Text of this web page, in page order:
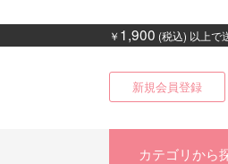
￥ 1,900 (税込) 以上で
新規会員登録
カテゴリから